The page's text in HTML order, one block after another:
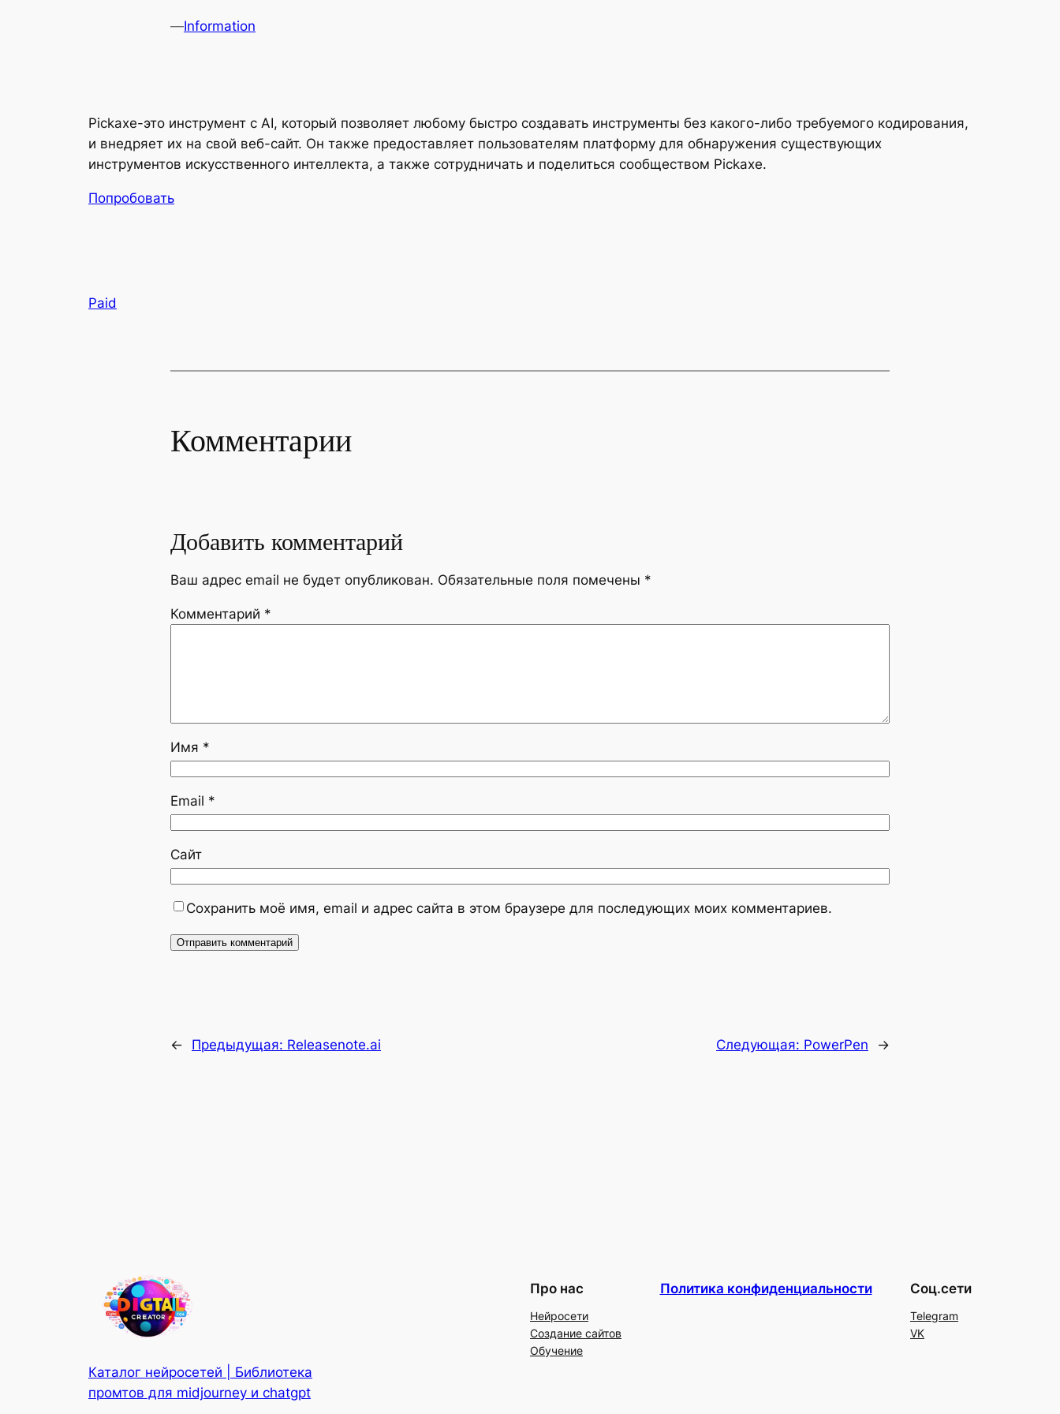
—Information
Pickaxe-это инструмент с AI, который позволяет любому быстро создавать инструменты без какого-либо требуемого кодирования,
и внедряет их на свой веб-сайт. Он также предоставляет пользователям платформу для обнаружения существующих
инструментов искусственного интеллекта, а также сотрудничать и поделиться сообществом Pickaxe.
Попробовать
Paid
Комментарии
Добавить комментарий
Ваш адрес email не будет опубликован. Обязательные поля помечены *
Комментарий *
Имя *
Email *
Сайт
Сохранить моё имя, email и адрес сайта в этом браузере для последующих моих комментариев.
← Предыдущая: Releasenote.ai Следующая: PowerPen →
Каталог нейросетей | Библиотека
промтов для midjourney и chatgpt
Про нас
Нейросети
Создание сайтов
Обучение
Политика конфиденциальности Соц.сети
Telegram
VK